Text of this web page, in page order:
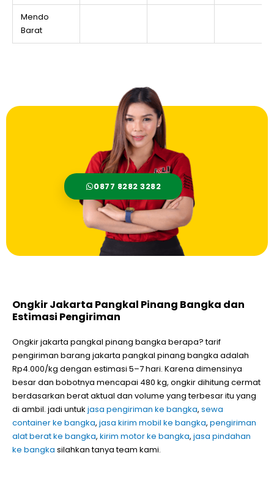
Mendo
Barat
0877 8282 3282
Ongkir Jakarta Pangkal Pinang Bangka dan
Estimasi Pengiriman
Ongkir jakarta pangkal pinang bangka berapa? tarif
pengiriman barang jakarta pangkal pinang bangka adalah
Rp4.000/kg dengan estimasi 5–7 hari. Karena dimensinya
besar dan bobotnya mencapai 480 kg, ongkir dihitung cermat
berdasarkan berat aktual dan volume yang terbesar itu yang
di ambil. jadi untuk jasa pengiriman ke bangka, sewa
container ke bangka, jasa kirim mobil ke bangka, pengiriman
alat berat ke bangka, kirim motor ke bangka, jasa pindahan
ke bangka silahkan tanya team kami.